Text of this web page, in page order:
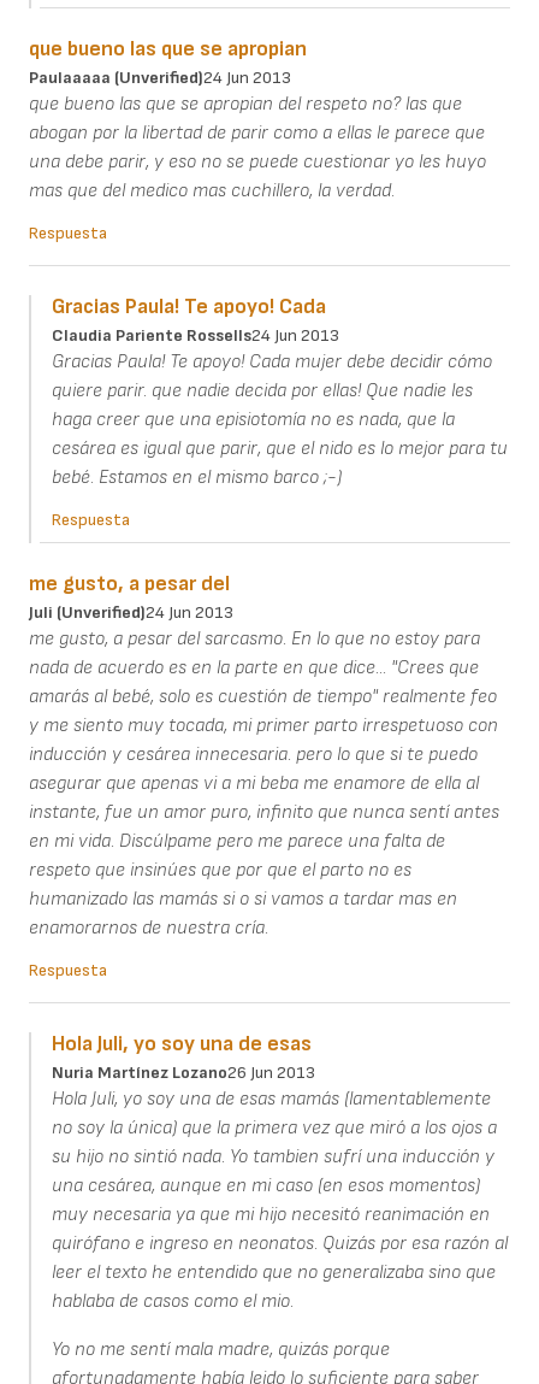
que bueno las que se apropian
Paulaaaaa (unverified)24 Jun 2013
que bueno las que se apropian del respeto no? las que
abogan por la libertad de parir como a ellas le parece que
una debe parir, y eso no se puede cuestionar yo les huyo
mas que del medico mas cuchillero, la verdad.
Respuesta
Gracias Paula! Te apoyo! Cada
Claudia Pariente Rossells24 Jun 2013
Gracias Paula! Te apoyo! Cada mujer debe decidir cómo
quiere parir. que nadie decida por ellas! Que nadie les
haga creer que una episiotomía no es nada, que la
cesárea es igual que parir, que el nido es lo mejor para tu
bebé. Estamos en el mismo barco ;-)
Respuesta
me gusto, a pesar del
Juli (unverified)24 Jun 2013
me gusto, a pesar del sarcasmo. En lo que no estoy para
nada de acuerdo es en la parte en que dice... "Crees que
amarás al bebé, solo es cuestión de tiempo" realmente feo
y me siento muy tocada, mi primer parto irrespetuoso con
inducción y cesárea innecesaria. pero lo que si te puedo
asegurar que apenas vi a mi beba me enamore de ella al
instante, fue un amor puro, infinito que nunca sentí antes
en mi vida. Discúlpame pero me parece una falta de
respeto que insinúes que por que el parto no es
humanizado las mamás si o si vamos a tardar mas en
enamorarnos de nuestra cría.
Respuesta
Hola Juli, yo soy una de esas
Nuria Martínez Lozano26 Jun 2013
Hola Juli, yo soy una de esas mamás (lamentablemente
no soy la única) que la primera vez que miró a los ojos a
su hijo no sintió nada. Yo tambien sufrí una inducción y
una cesárea, aunque en mi caso (en esos momentos)
muy necesaria ya que mi hijo necesitó reanimación en
quirófano e ingreso en neonatos. Quizás por esa razón al
leer el texto he entendido que no generalizaba sino que
hablaba de casos como el mio.
Yo no me sentí mala madre, quizás porque
afortunadamente había leido lo suficiente para saber